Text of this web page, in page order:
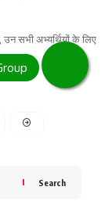
सभी अभ्यर्थियों के लिए
Search